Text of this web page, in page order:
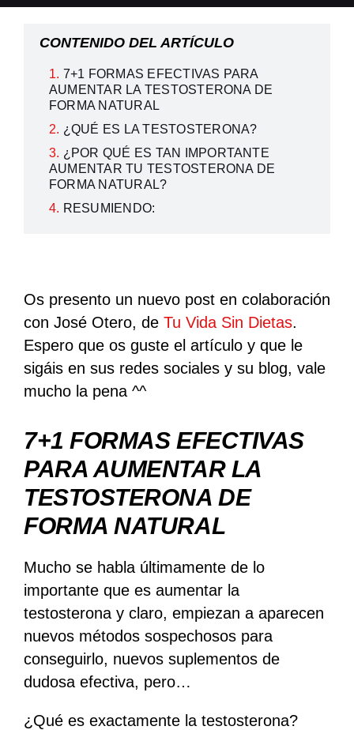
CONTENIDO DEL ARTÍCULO
7+1 FORMAS EFECTIVAS PARA
AUMENTAR LA TESTOSTERONA DE
FORMA NATURAL
¿QUÉ ES LA TESTOSTERONA?
¿POR QUÉ ES TAN IMPORTANTE
AUMENTAR TU TESTOSTERONA DE
FORMA NATURAL?
RESUMIENDO:
Os presento un nuevo post en colaboración
con José Otero, de Tu Vida Sin Dietas.
Espero que os guste el artículo y que le
sigáis en sus redes sociales y su blog, vale
mucho la pena ^^
7+1 FORMAS EFECTIVAS
PARA AUMENTAR LA
TESTOSTERONA DE
FORMA NATURAL
Mucho se habla últimamente de lo
importante que es aumentar la
testosterona y claro, empiezan a aparecen
nuevos métodos sospechosos para
conseguirlo, nuevos suplementos de
dudosa efectiva, pero…
¿Qué es exactamente la testosterona?